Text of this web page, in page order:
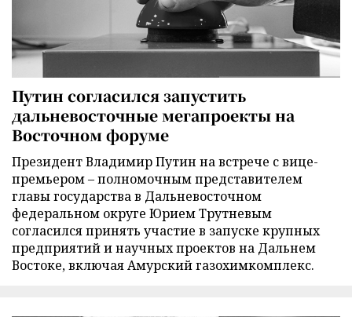
Путин согласился запустить
дальневосточные мегапроекты на
Восточном форуме
Президент Владимир Путин на встрече с вице-
премьером – полномочным представителем
главы государства в Дальневосточном
федеральном округе Юрием Трутневым
согласился принять участие в запуске крупных
предприятий и научных проектов на Дальнем
Востоке, включая Амурский газохимкомплекс.